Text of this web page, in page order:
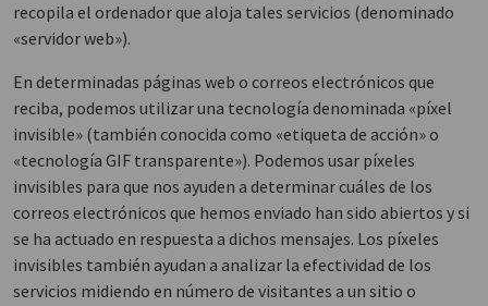
recopila el ordenador que aloja tales servicios (denominado
«servidor web»).
En determinadas páginas web o correos electrónicos que
reciba, podemos utilizar una tecnología denominada «píxel
invisible» (también conocida como «etiqueta de acción» o
«tecnología GIF transparente»). Podemos usar píxeles
invisibles para que nos ayuden a determinar cuáles de los
correos electrónicos que hemos enviado han sido abiertos y si
se ha actuado en respuesta a dichos mensajes. Los píxeles
invisibles también ayudan a analizar la efectividad de los
servicios midiendo en número de visitantes a un sitio o